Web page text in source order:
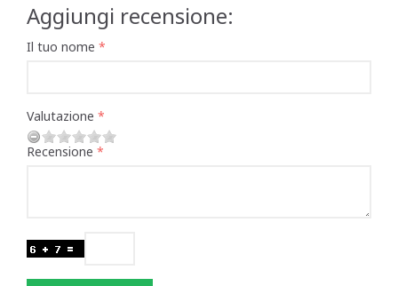
Aggiungi recensione:
Il tuo nome
Valutazione
Recensione